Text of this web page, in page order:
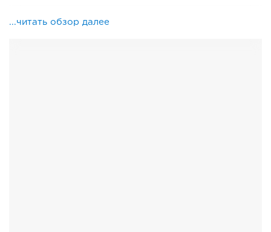
...читать обзор далее